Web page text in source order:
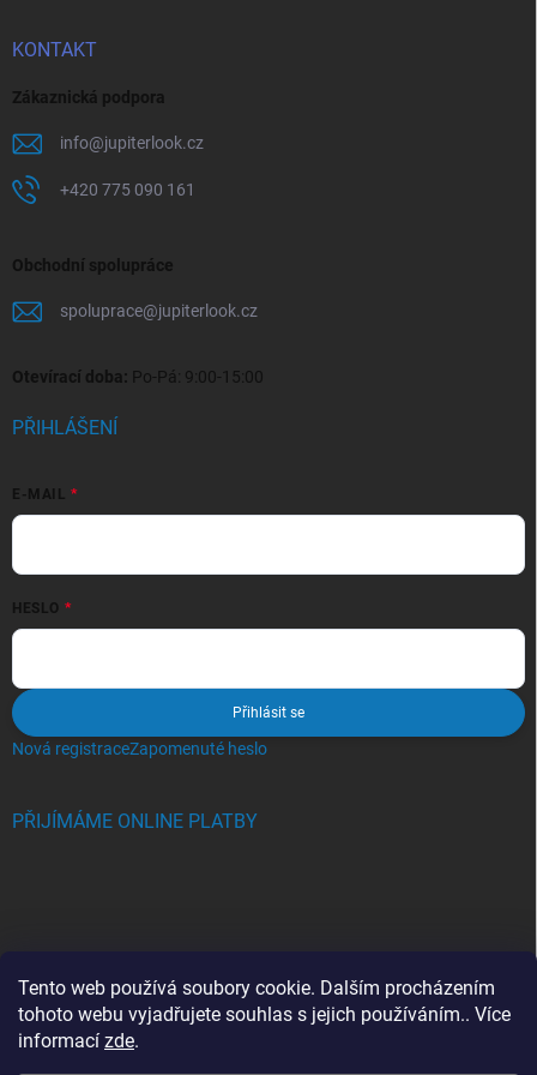
Tento web používá soubory cookie. Dalším procházením
tohoto webu vyjadřujete souhlas s jejich používáním.. Více
informací zde.
KONTAKT
Zákaznická podpora
info@jupiterlook.cz
+420 775 090 161
Obchodní spolupráce
spoluprace@jupiterlook.cz
Otevírací doba: Po-Pá: 9:00-15:00
PŘIHLÁŠENÍ
E-MAIL
HESLO
Přihlásit se
Nová registraceZapomenuté heslo
PŘIJÍMÁME ONLINE PLATBY
BLOG
Crocs, proč se svět zamiloval do těchto bot a proč je MUSÍTE mít
také?